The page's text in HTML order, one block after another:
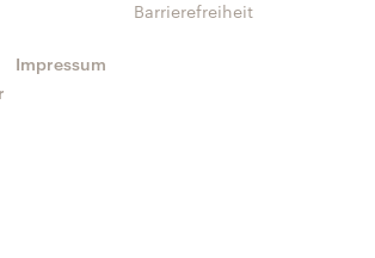
Barrierefreiheit
Impressum